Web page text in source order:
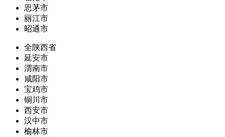
思茅市
丽江市
昭通市
全陕西省
延安市
渭南市
咸阳市
宝鸡市
铜川市
西安市
汉中市
榆林市